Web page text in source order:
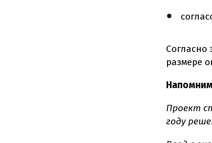
размере
Напомним
Проект
году